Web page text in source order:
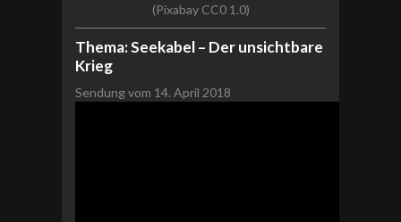
(Pixabay CC0 1.0)
Thema: Seekabel – Der unsichtbare
Krieg
Sendung vom 14. April 2018